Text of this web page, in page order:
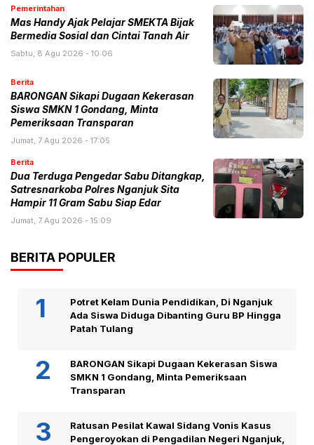
Pemerintahan
Mas Handy Ajak Pelajar SMEKTA Bijak
Bermedia Sosial dan Cintai Tanah Air
Sabtu, 8 Agu 2026 - 10:06
Berita
BARONGAN Sikapi Dugaan Kekerasan
Siswa SMKN 1 Gondang, Minta
Pemeriksaan Transparan
Jumat, 7 Agu 2026 - 17:05
Berita
Dua Terduga Pengedar Sabu Ditangkap,
Satresnarkoba Polres Nganjuk Sita
Hampir 11 Gram Sabu Siap Edar
Jumat, 7 Agu 2026 - 15:09
BERITA POPULER
Potret Kelam Dunia Pendidikan, Di Nganjuk
Ada Siswa Diduga Dibanting Guru BP Hingga
Patah Tulang
BARONGAN Sikapi Dugaan Kekerasan Siswa
SMKN 1 Gondang, Minta Pemeriksaan
Transparan
Ratusan Pesilat Kawal Sidang Vonis Kasus
Pengeroyokan di Pengadilan Negeri Nganjuk,